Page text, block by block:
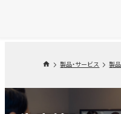
製品・サービス 製品